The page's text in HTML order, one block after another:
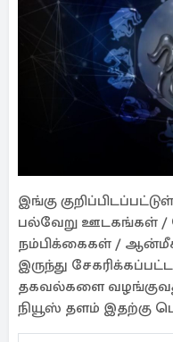
இங்கு
பல்வேறு ஊடகங்கள் /
நம்பிக்கைகள் /
இருந்து
தகவல்களை வழங்குவது
நியூஸ் தளம் இதற்கு